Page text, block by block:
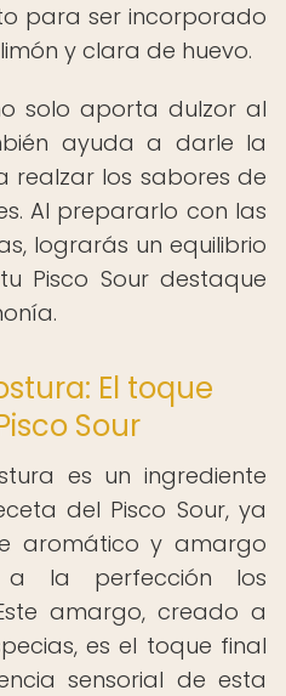
para ser incorporado
y clara de huevo.
solo aporta dulzor al
ayuda a darle la
realzar los sabores de
Al prepararlo con las
lograrás un equilibrio
Pisco Sour destaque
El toque
Sour
es un ingrediente
del Pisco Sour, ya
aromático y amargo
a la perfección los
amargo, creado a
es el toque final
sensorial de esta